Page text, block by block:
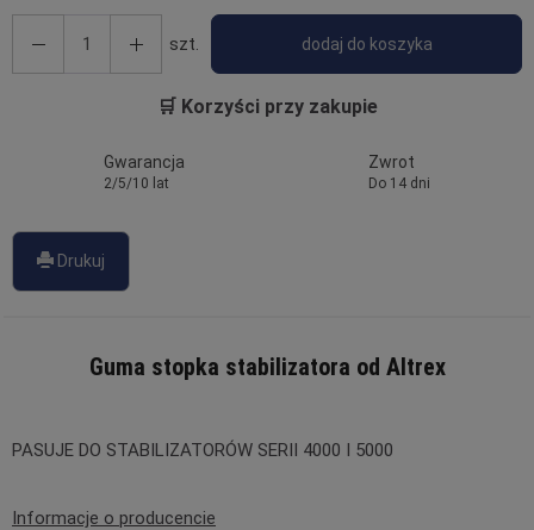
szt. dodaj do koszyka
🛒 Korzyści przy zakupie
Gwarancja
2/5/10 lat
Zwrot
Do 14 dni
Drukuj
Guma stopka stabilizatora od Altrex
PASUJE DO STABILIZATORÓW SERII 4000 I 5000
Informacje o producencie